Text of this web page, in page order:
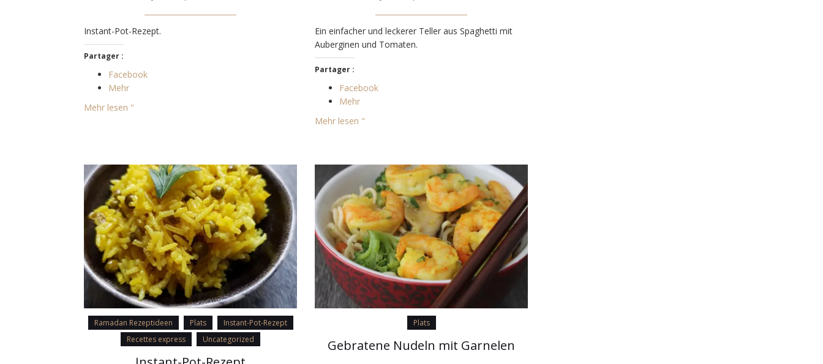
Instant-Pot-Rezept.
Partager :
Facebook
Mehr
Mehr lesen "
Ein einfacher und leckerer Teller aus Spaghetti mit
Auberginen und Tomaten.
Partager :
Facebook
Mehr
Mehr lesen "
Ramadan Rezeptideen Plats
Instant-Pot-Rezept
Recettes express
Uncategorized
Plats
Gebratene Nudeln mit Garnelen